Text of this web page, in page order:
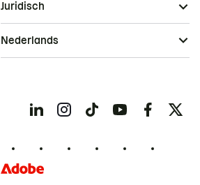
Juridisch
Nederlands